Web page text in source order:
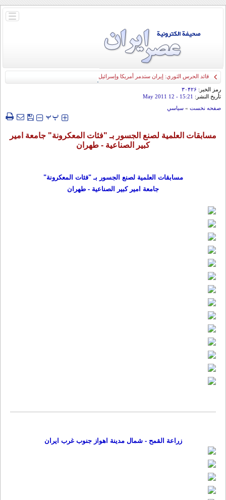
باز
قائد الحرس الثوري: إيران ستدمر أمريكا وإسرائيل والسعودية إذا تجاوزت خطوط طهران
الحمراء
رمز الخبر: ۳۰۴۲۶
تأريخ النشر: 15:21
- 12 May 2011
صفحه نخست » سياسي
‍‍‍ پپ
مسابقات العلمیة لصنع الجسور بـ "فئات المعكرونة" جامعة امیر
کبیر الصناعیة - طهران
مسابقات العلمیة لصنع الجسور بـ"فئات المعكرونة"
جامعة امیر کبیر الصناعیة - طهران
زراعة القمح - شمال مدینة اهواز جنوب غرب ایران